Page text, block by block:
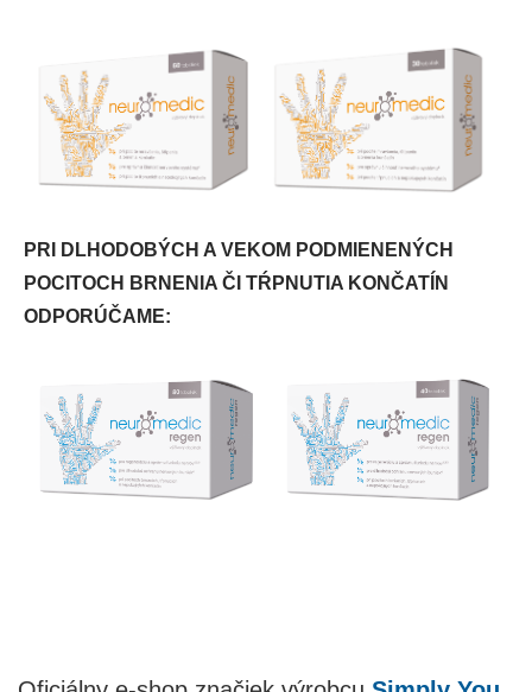
PRI DLHODOBÝCH A VEKOM PODMIENENÝCH
POCITOCH BRNENIA ČI TŔPNUTIA KONČATÍN
ODPORÚČAME: